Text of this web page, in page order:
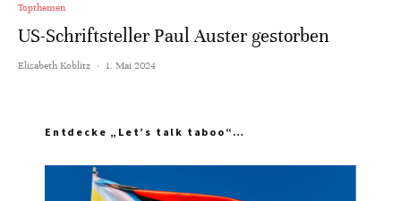
Topthemen
US-Schriftsteller Paul Auster gestorben
Elisabeth Koblitz · 1. Mai 2024
Entdecke „Let’s talk taboo“…